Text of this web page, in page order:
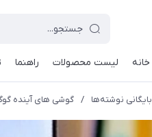
خانه لیست محصولات راهنما
بایگانی نوشته‌ها / گوشی های آینده